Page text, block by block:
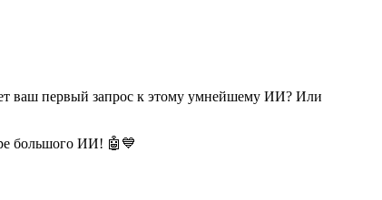
ваш первый запрос к этому умнейшему ИИ? Или
большого ИИ! 🤖💙